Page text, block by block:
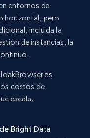
entornos de
horizontal, pero
incluida la
de instancias, la
es
costos de
escala.
Bright Data